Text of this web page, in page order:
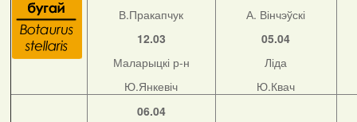
В.Пракапчук
12.03
Маларыцкі р-н
Ю.Янкевіч
А. Вінчэўскі
05.04
Ліда
Ю.Квач
06.04